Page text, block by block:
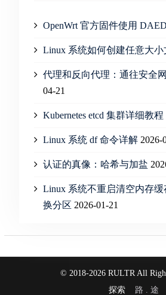
OpenWrt 官方固件使用 DAED
Linux 系统如何创建任意大小
代理和反向代理：通往安全
04-21
Kubernetes etcd 集群详细教程
Linux 系统 df 命令详解 2026-
认证的真像：哈希与加盐
Linux 系统不重启清空内存
换分区 2026-01-21
© 2018-2026 RULTR All
探索 路 . 途